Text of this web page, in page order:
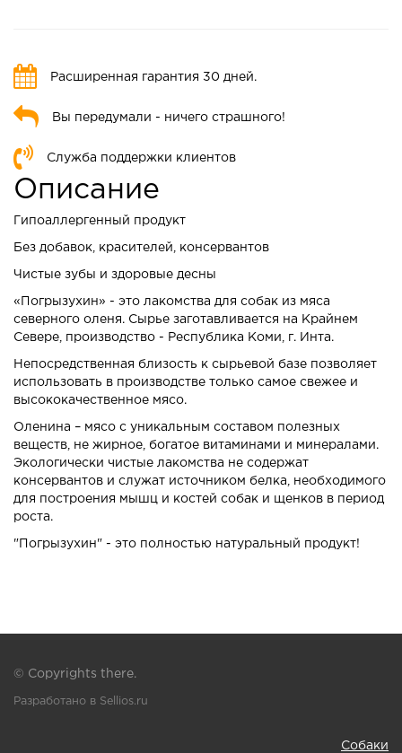
Расширенная гарантия 30 дней.
Вы передумали - ничего страшного!
Служба поддержки клиентов
Описание
Гипоаллергенный продукт
Без добавок, красителей, консервантов
Чистые зубы и здоровые десны
«Погрызухин» - это лакомства для собак из мяса
северного оленя. Сырье заготавливается на Крайнем
Севере, производство - Республика Коми, г. Инта.
Непосредственная близость к сырьевой базе позволяет
использовать в производстве только самое свежее и
высококачественное мясо.
Оленина – мясо с уникальным составом полезных
веществ, не жирное, богатое витаминами и минералами.
Экологически чистые лакомства не содержат
консервантов и служат источником белка, необходимого
для построения мышц и костей собак и щенков в период
роста.
"Погрызухин" - это полностью натуральный продукт!
© Copyrights there.
Разработано в Sellios.ru
Собаки